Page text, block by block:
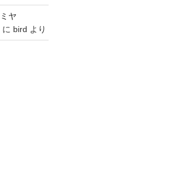
ミヤ
に bird より